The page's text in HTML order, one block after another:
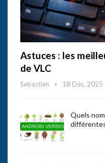
Astuces : les
de VLC
Sebastien 18 Déc, 2025
Quels